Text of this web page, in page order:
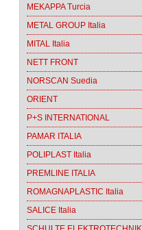
MEKAPPA Turcia
METAL GROUP Italia
MITAL Italia
NETT FRONT
NORSCAN Suedia
ORIENT
P+S INTERNATIONAL
PAMAR ITALIA
POLIPLAST Italia
PREMLINE ITALIA
ROMAGNAPLASTIC Italia
SALICE Italia